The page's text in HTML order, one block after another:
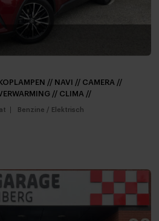
spiegels
verstelbaar
// NAVI // CAMERA //
// CLIMA //
Benzine / Elektrisch